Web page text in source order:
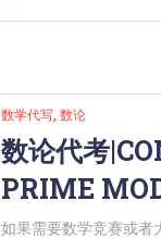
数学代写 数论
数论代考
PRIME
如果需要数学竞赛或者